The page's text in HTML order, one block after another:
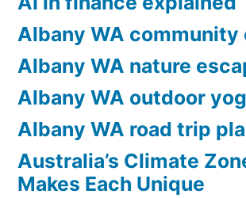
Steps
Ideal”
Albany WA community
Albany WA nature
Albany WA outdoor
Albany WA road trip
Australia’s Climate
Makes Each Unique